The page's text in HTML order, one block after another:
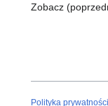
Zobacz (
Polityka prywatności